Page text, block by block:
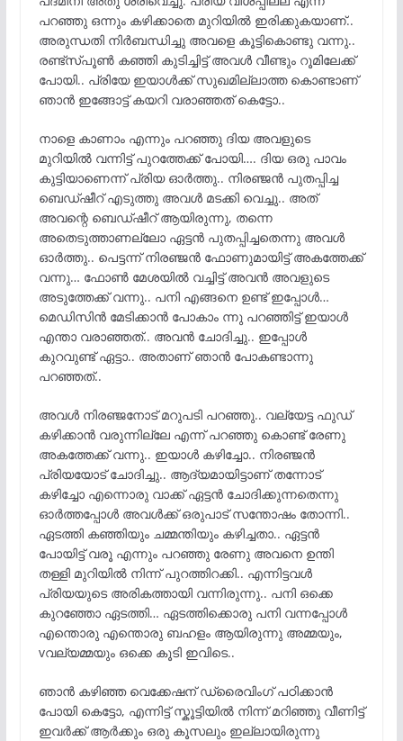
പറഞ്ഞു ഒന്നും കഴിക്കാതെ മുറിയിൽ ഇരിക്കുകയാണ്..
അരുന്ധതി നിർബന്ധിച്ചു അവളെ കൂട്ടികൊണ്ടു വന്നു..
രണ്ട്സ്പൂൺ കഞ്ഞി കുടിച്ചിട്ട് അവൾ വീണ്ടും റൂമിലേക്ക്
പോയി.. പ്രിയേ ഇയാൾക്ക് സുഖമില്ലാത്ത കൊണ്ടാണ്
ഞാൻ ഇങ്ങോട്ട് കയറി വരാഞ്ഞത് കെട്ടോ..
നാളെ കാണാം എന്നും പറഞ്ഞു ദിയ അവളുടെ
മുറിയിൽ വന്നിട്ട് പുറത്തേക്ക് പോയി…. ദിയ ഒരു പാവം
കുട്ടിയാണെന്ന് പ്രിയ ഓർത്തു.. നിരഞ്ജൻ പുതപ്പിച്ച
ബെഡ്ഷീറ് എടുത്തു അവൾ മടക്കി വെച്ചു.. അത്
അവന്റെ ബെഡ്ഷീറ് ആയിരുന്നു, തന്നെ
അതെടുത്താണല്ലോ ഏട്ടൻ പുതപ്പിച്ചതെന്നു അവൾ
ഓർത്തു.. പെട്ടന്ന് നിരഞ്ജൻ ഫോണുമായിട്ട് അകത്തേക്ക്
വന്നു… ഫോൺ മേശയിൽ വച്ചിട്ട് അവൻ അവളുടെ
അടുത്തേക്ക് വന്നു.. പനി എങ്ങനെ ഉണ്ട് ഇപ്പോൾ…
മെഡിസിൻ മേടിക്കാൻ പോകാം ന്നു പറഞ്ഞിട്ട് ഇയാൾ
എന്താ വരാഞ്ഞത്.. അവൻ ചോദിച്ചു.. ഇപ്പോൾ
കുറവുണ്ട് ഏട്ടാ.. അതാണ് ഞാൻ പോകണ്ടാന്നു
പറഞ്ഞത്..
അവൾ നിരഞ്ജനോട് മറുപടി പറഞ്ഞു.. വല്യേട്ട ഫുഡ്
കഴിക്കാൻ വരുന്നില്ലേ എന്ന് പറഞ്ഞു കൊണ്ട് രേണു
അകത്തേക്ക് വന്നു.. ഇയാൾ കഴിച്ചോ.. നിരഞ്ജൻ
പ്രിയയോട് ചോദിച്ചു.. ആദ്യമായിട്ടാണ് തന്നോട്
കഴിച്ചോ എന്നൊരു വാക്ക് ഏട്ടൻ ചോദിക്കുന്നതെന്നു
ഓർത്തപ്പോൾ അവൾക്ക് ഒരുപാട് സന്തോഷം തോന്നി..
ഏടത്തി കഞ്ഞിയും ചമ്മന്തിയും കഴിച്ചതാ.. ഏട്ടൻ
പോയിട്ട് വരൂ എന്നും പറഞ്ഞു രേണു അവനെ ഉന്തി
തള്ളി മുറിയിൽ നിന്ന് പുറത്തിറക്കി.. എന്നിട്ടവൾ
പ്രിയയുടെ അരികത്തായി വന്നിരുന്നു.. പനി ഒക്കെ
കുറഞ്ഞോ ഏടത്തി… ഏടത്തിക്കൊരു പനി വന്നപ്പോൾ
എന്തൊരു എന്തൊരു ബഹളം ആയിരുന്നു അമ്മയും,
vവല്യമ്മയും ഒക്കെ കൂടി ഇവിടെ..
ഞാൻ കഴിഞ്ഞ വെക്കേഷന് ഡ്രൈവിംഗ് പഠിക്കാൻ
പോയി കെട്ടോ, എന്നിട്ട് സ്കൂട്ടിയിൽ നിന്ന് മറിഞ്ഞു വീണിട്ട്
ഇവർക്ക് ആർക്കും ഒരു കൂസലും ഇല്ലായിരുന്നു